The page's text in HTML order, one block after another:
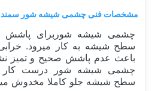
مشخصات فنی چشمی شیشه شور سمند
چشمی شیشه شوربرای پاشش
سطح شیشه به کار میرود.
باعث عدم پاشش صحیح و تمیز
چشمی شیشه شور درست کار
سطح شیشه جلو کاملا مخدوش